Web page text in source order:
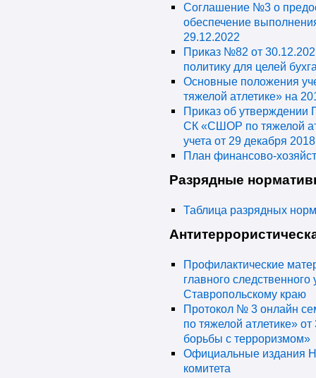
Соглашение №3 о
обеспечение
29.12.2022
Приказ №82 от
политику для целей
Основные положения
тяжелой атлетике» на
Приказ об утверждении
СК «СШОР по тяжелой
учета от 29 декабря 2018
План финансово-
Разрядные
Таблица разрядных
Профилактические
главного
Ставропольскому краю
Протокол № 3 онлайн
по тяжелой атлетике»
борьбы с терроризмом»
Официальные издания
комитета